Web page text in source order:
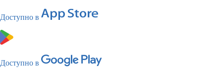
Доступно в
Доступно в